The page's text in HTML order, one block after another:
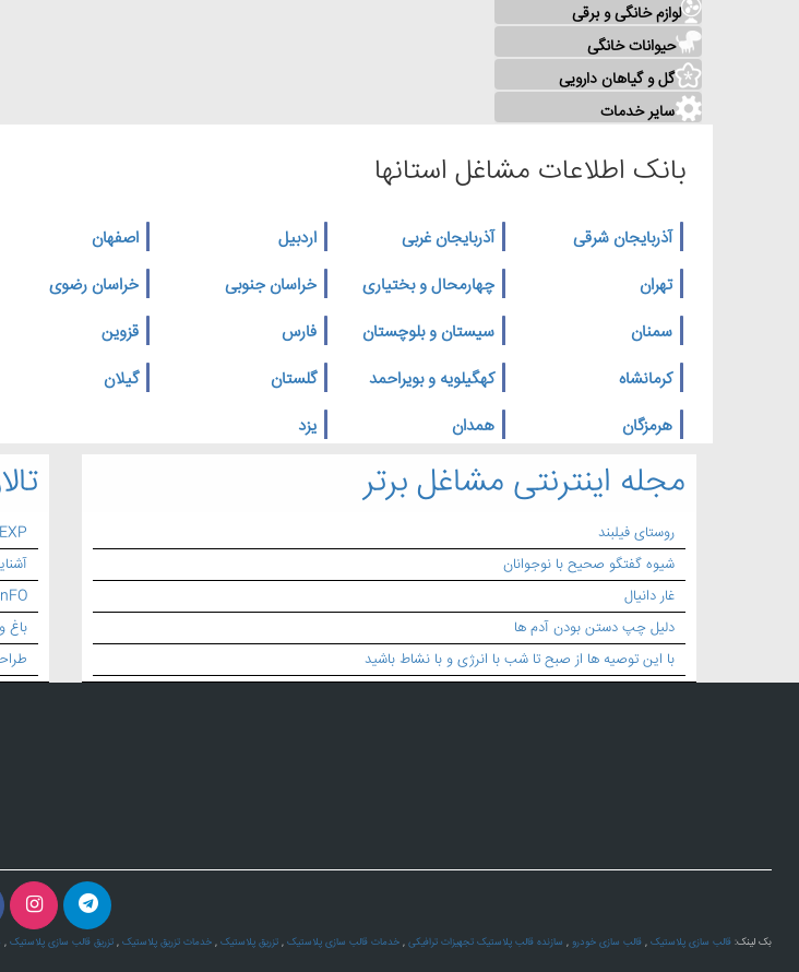
لوازم خانگی و برقی
حیوانات خانگی
گل و گیاهان دارویی
سایر خدمات
بانک اطلاعات مشاغل استانها
آذربایجان شرقی آذربایجان غربی اردبیل اصفهان
تهران
چهارمحال و بختیاری خراسان جنوبی خراسان رضوی
سمنان
سیستان و بلوچستان فارس قزوین
کرمانشاه
کهگیلویه و بویراحمد گلستان گیلان
هرمزگان
همدان یزد
باغ
مجله اینترنتی مشاغل برتر
روستای فیلبند
شیوه گفتگو صحیح با نوجوانان
غار دانیال
دلیل چپ دستن بودن آدم ها
با این توصیه ها از صبح تا شب با انرژی و با نشاط باشید
بک لینک: قالب سازی پلاستیک , قالب سازی خودرو , سازنده قالب پلاستیک تجهیزات ترافیکی , خدمات قالب سازی پلاستیک , تزریق پلاستیک , خدمات تزریق پلاستیک , تزریق قالب سازی پلاستیک ,